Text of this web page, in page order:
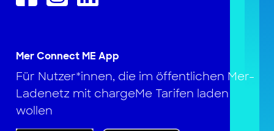
Mer Connect ME App
Für Nutzer*innen, die im öffentlichen Mer-
Ladenetz mit chargeMe Tarifen laden
wollen